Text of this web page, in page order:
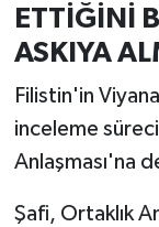
ETTİĞİNİ
ASKIYA
Filistin'in
inceleme
Anlaşması'na
Şafi, Ortaklık